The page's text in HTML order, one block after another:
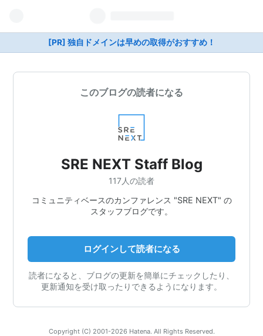
[PR] 独自ドメインは早めの取得がおすすめ！
このブログの読者になる
SRE NEXT Staff Blog
117人の読者
コミュニティベースのカンファレンス "SRE NEXT" の
スタッフブログです。
ログインして読者になる
読者になると、ブログの更新を簡単にチェックしたり、
更新通知を受け取ったりできるようになります。
Copyright (C) 2001-2026 Hatena. All Rights Reserved.